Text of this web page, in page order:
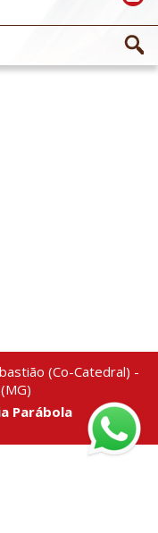
(Co-Catedral) -
Parábola